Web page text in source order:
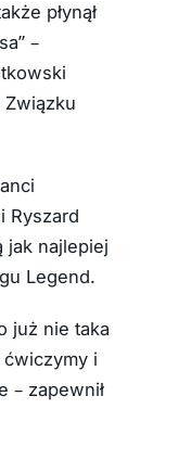
płynął
–
Ryszard
jak najlepiej
Legend.
już nie taka
i
– zapewnił